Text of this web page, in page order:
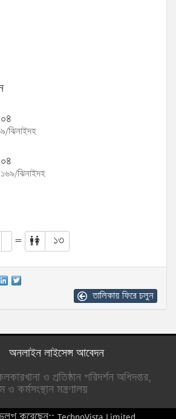
ঝিনাইদহ
১৬৯/ঝিনাইদহ
= ১৩
তালিকায় ফিরে চলুন
অনলাইন লাইসেন্স আবেদন
ও প্রতিষ্ঠান পরিদর্শন অধিদপ্তর,
ও কর্মসংস্থান মন্ত্রণালয়